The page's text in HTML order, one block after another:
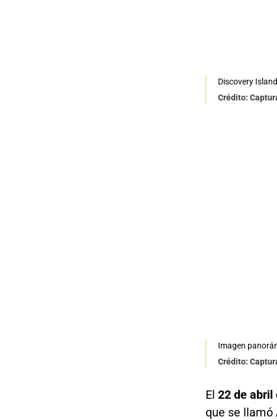
Discovery
Crédito:
Imagen
Crédito:
El 22 de abril
que se llamó